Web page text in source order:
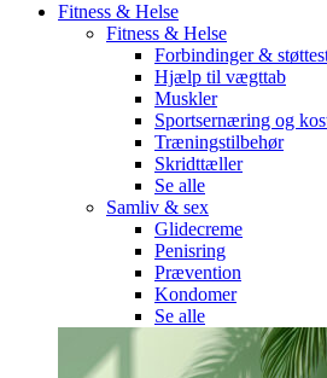
Fitness & Helse
Fitness & Helse
Forbindinger &
Hjælp til vægttab
Muskler
Sportsernæring og
Træningstilbehør
Skridttæller
Se alle
Samliv & sex
Glidecreme
Penisring
Prævention
Kondomer
Se alle